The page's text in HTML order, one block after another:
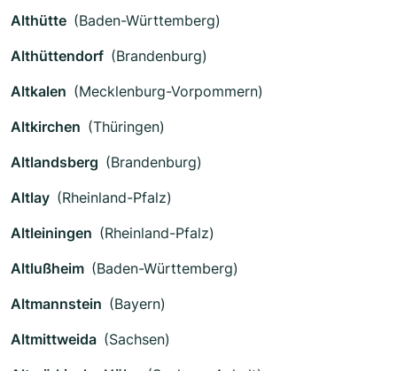
Althütte (Baden-Württemberg)
Althüttendorf (Brandenburg)
Altkalen (Mecklenburg-Vorpommern)
Altkirchen (Thüringen)
Altlandsberg (Brandenburg)
Altlay (Rheinland-Pfalz)
Altleiningen (Rheinland-Pfalz)
Altlußheim (Baden-Württemberg)
Altmannstein (Bayern)
Altmittweida (Sachsen)